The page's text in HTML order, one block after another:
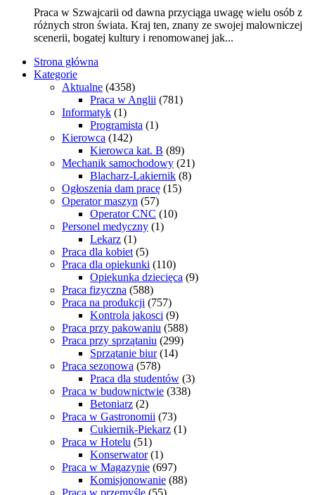
Praca w Szwajcarii od dawna przyciąga uwagę wielu osób z
różnych stron świata. Kraj ten, znany ze swojej malowniczej
scenerii, bogatej kultury i renomowanej jak...
Strona główna
Kategorie
Aktualne (4358)
Praca w Anglii (781)
Informatyk (1)
Programista (1)
Kierowca (142)
Kierowca kat. B (89)
Mechanik samochodowy (21)
Blacharz-Lakiernik (8)
Ogłoszenia dam pracę (15)
Operator maszyn (57)
Operator CNC (10)
Personel medyczny (1)
Lekarz (1)
Praca dla kobiet (5)
Praca dla opiekunki (110)
Opiekunka dziecięca (9)
Praca fizyczna (588)
Praca na produkcji (757)
Kontrola jakosci (9)
Praca przy pakowaniu (588)
Praca przy sprzątaniu (299)
Sprzątanie biur (14)
Praca sezonowa (578)
Praca dla studentów (3)
Praca w budownictwie (338)
Betoniarz (2)
Praca w Gastronomii (73)
Cukiernik-Piekarz (1)
Praca w Hotelu (51)
Konserwator (1)
Praca w Magazynie (697)
Komisjonowanie (88)